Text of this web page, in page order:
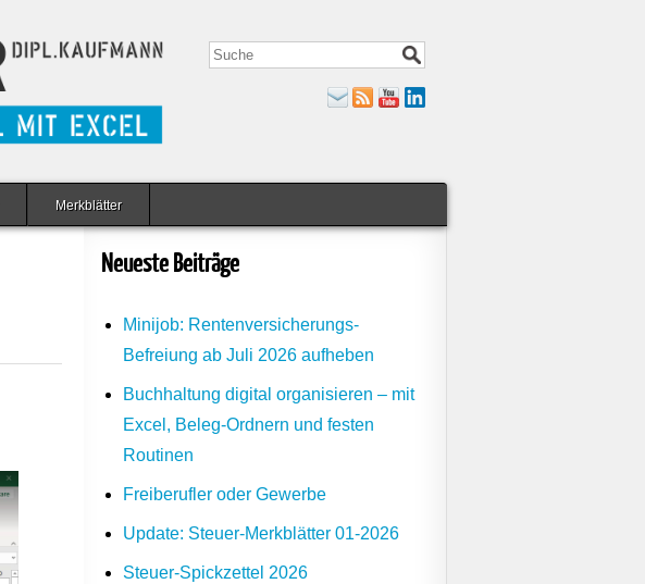
Merkblätter
Neueste Beiträge
Minijob: Rentenversicherungs-
Befreiung ab Juli 2026 aufheben
Buchhaltung digital organisieren – mit
Excel, Beleg-Ordnern und festen
Routinen
Freiberufler oder Gewerbe
Update: Steuer-Merkblätter 01-2026
Steuer-Spickzettel 2026